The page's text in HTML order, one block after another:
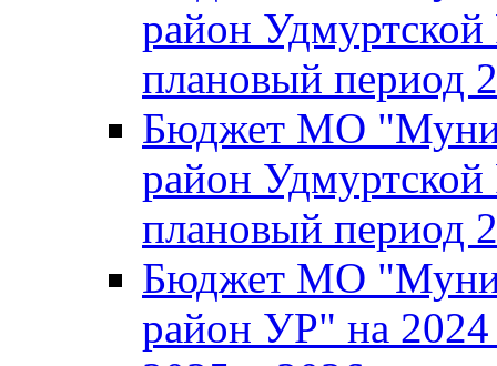
район
плановый период
Бюджет МО
район
плановый период
Бюджет МО
район УР" на 2024